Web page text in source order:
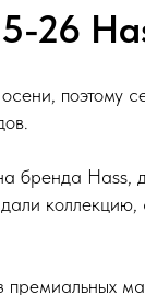
26
поэтому
бренда Hass,